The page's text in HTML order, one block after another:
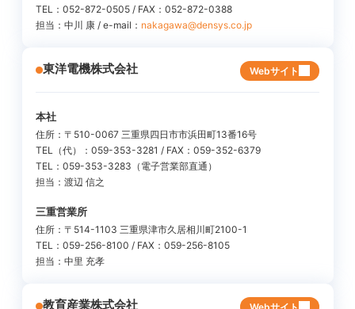
TEL：052-872-0505 / FAX：052-872-0388
担当：中川 康 / e-mail： nakagawa@densys.co.jp
東洋電機株式会社 Webサイト
本社
住所：〒510-0067 三重県四日市市浜田町13番16号
TEL（代）：059-353-3281 / FAX：059-352-6379
TEL：059-353-3283（電子営業部直通）
担当：渡辺 信之
三重営業所
住所：〒514-1103 三重県津市久居相川町2100-1
TEL：059-256-8100 / FAX：059-256-8105
担当：中里 充孝
教育産業株式会社